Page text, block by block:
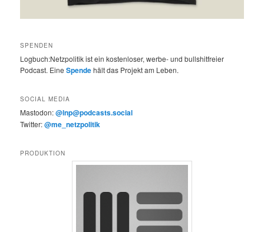
SPENDEN
Logbuch:Netzpolitik ist ein kostenloser, werbe- und bullshitfreier
Podcast. EineSpendehält das Projekt am Leben.
SOCIAL MEDIA
Mastodon:@lnp@podcasts.social
Twitter:@me_netzpolitik
PRODUKTION